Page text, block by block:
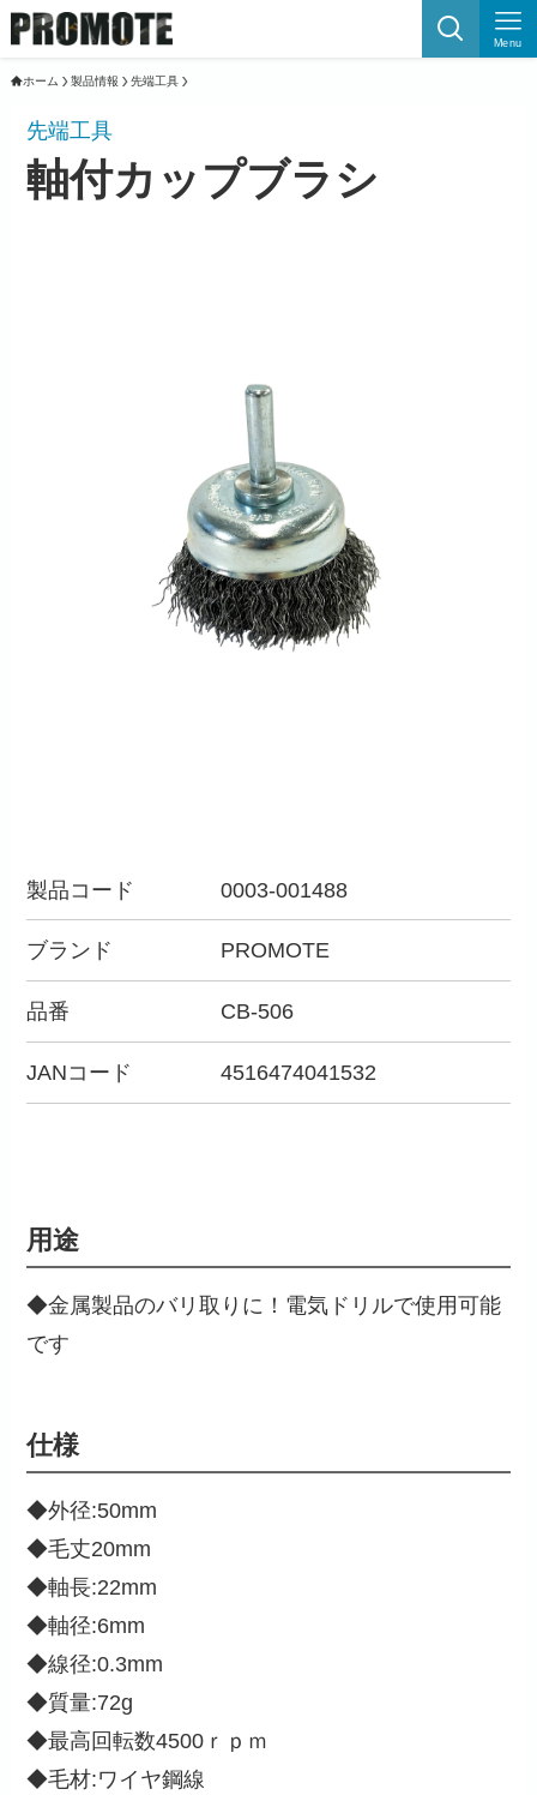
Menu
ホーム 製品情報 先端工具
先端工具
軸付カップブラシ
製品コード 0003-001488
ブランド PROMOTE
品番 CB-506
JANコード 4516474041532
用途
◆金属製品のバリ取りに！電気ドリルで使用可能
です
仕様
◆外径:50mm
◆毛丈20mm
◆軸長:22mm
◆軸径:6mm
◆線径:0.3mm
◆質量:72g
◆最高回転数4500ｒｐｍ
◆毛材:ワイヤ鋼線